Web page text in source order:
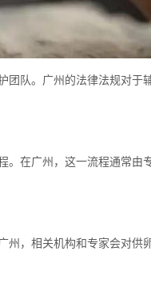
队。广州的法律法规对于
在广州，这一流程通常由
，相关机构和专家会对供